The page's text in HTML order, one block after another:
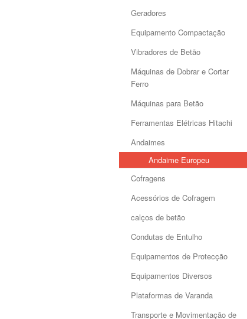
Geradores
Equipamento Compactação
Vibradores de Betão
Máquinas de Dobrar e Cortar
Ferro
Máquinas para Betão
Ferramentas Elétricas Hitachi
Andaimes
Andaime Europeu
Cofragens
Acessórios de Cofragem
calços de betão
Condutas de Entulho
Equipamentos de Protecção
Equipamentos Diversos
Plataformas de Varanda
Transporte e Movimentação de